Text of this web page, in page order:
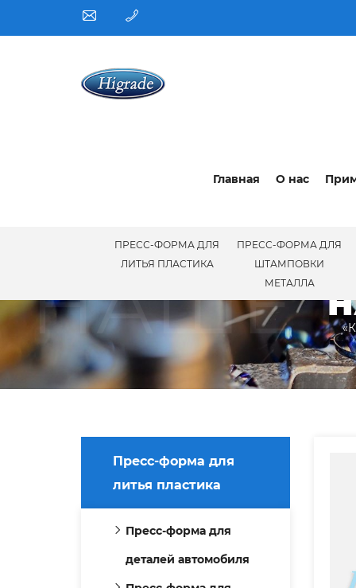
Главная О нас
ПРЕСС-ФОРМА ДЛЯ
ЛИТЬЯ ПЛАСТИКА
ПРЕСС-ФОРМА ДЛЯ
ШТАМПОВКИ
МЕТАЛЛА
НАШЕ
Пресс-форма для
литья пластика
Пресс-форма для
деталей автомобиля